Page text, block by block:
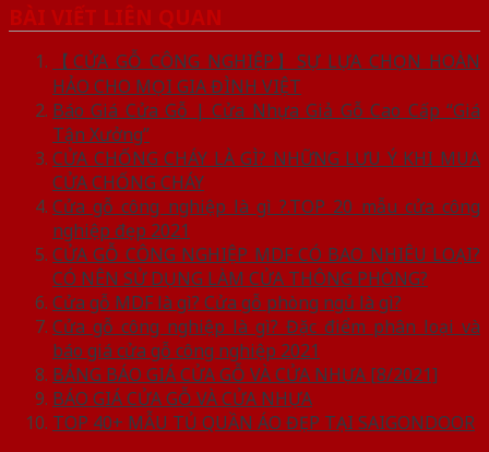
BÀI VIẾT LIÊN QUAN
【CỬA GỖ CÔNG NGHIỆP】SỰ LỰA CHỌN HOÀN
HẢO CHO MỌI GIA ĐÌNH VIỆT
Báo Giá Cửa Gỗ | Cửa Nhựa Giả Gỗ Cao Cấp “Giá
Tận Xưởng”
CỬA CHỐNG CHÁY LÀ GÌ? NHỮNG LƯU Ý KHI MUA
CỬA CHỐNG CHÁY
Cửa gỗ công nghiệp là gì ?.TOP 20 mẫu cửa công
nghiệp đẹp 2021
CỬA GỖ CÔNG NGHIỆP MDF CÓ BAO NHIÊU LOẠI?
CÓ NÊN SỬ DỤNG LÀM CỬA THÔNG PHÒNG?
Cửa gỗ MDF là gì? Cửa gỗ phòng ngủ là gì?
Cửa gỗ công nghiệp là gì? Đặc điểm phân loại và
báo giá cửa gỗ công nghiệp 2021
BẢNG BÁO GIÁ CỬA GỖ VÀ CỬA NHỰA [8/2021]
BÁO GIÁ CỬA GỖ VÀ CỬA NHỰA
TOP 40+ MẪU TỦ QUẦN ÁO ĐẸP TẠI SAIGONDOOR